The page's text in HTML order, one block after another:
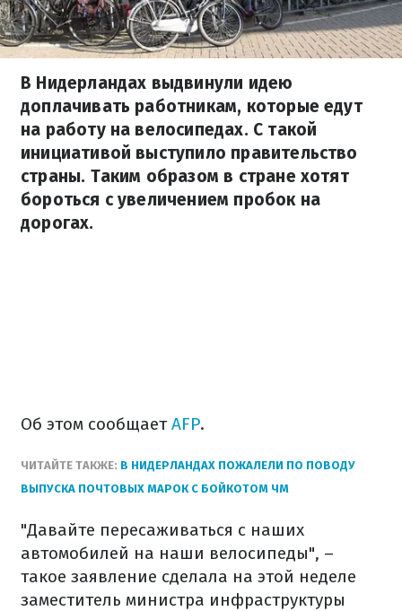
В Нидерландах выдвинули идею
доплачивать работникам, которые едут
на работу на велосипедах. С такой
инициативой выступило правительство
страны. Таким образом в стране хотят
бороться с увеличением пробок на
дорогах.
Об этом сообщаетAFP.
ЧИТАЙТЕ ТАКЖЕ: В НИДЕРЛАНДАХ ПОЖАЛЕЛИ ПО ПОВОДУ
ВЫПУСКА ПОЧТОВЫХ МАРОК С БОЙКОТОМ ЧМ
"Давайте пересаживаться с наших
автомобилей на наши велосипеды", –
такое заявление сделала на этой неделе
заместитель министра инфраструктуры